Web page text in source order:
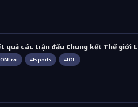
quả các trận đấu Chung kết Thế giới
ONLive #Esports #LOL